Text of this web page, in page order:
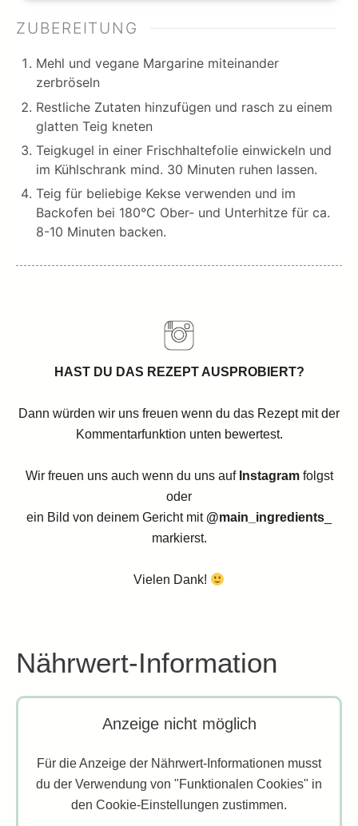
ZUBEREITUNG
Mehl und vegane Margarine miteinander
zerbröseln
Restliche Zutaten hinzufügen und rasch zu einem
glatten Teig kneten
Teigkugel in einer Frischhaltefolie einwickeln und
im Kühlschrank mind. 30 Minuten ruhen lassen.
Teig für beliebige Kekse verwenden und im
Backofen bei 180°C Ober- und Unterhitze für ca.
8-10 Minuten backen.
HAST DU DAS REZEPT AUSPROBIERT?
Dann würden wir uns freuen wenn du das Rezept mit der
Kommentarfunktion unten bewertest.
Wir freuen uns auch wenn du uns auf Instagramfolgst
oder
ein Bild von deinem Gericht mit @main_ingredients
markierst.
Vielen Dank!
Nährwert-Information
Anzeige nicht möglich
Für die Anzeige der Nährwert-Informationen musst
du der Verwendung von "Funktionalen Cookies" in
den Cookie-Einstellungen zustimmen.